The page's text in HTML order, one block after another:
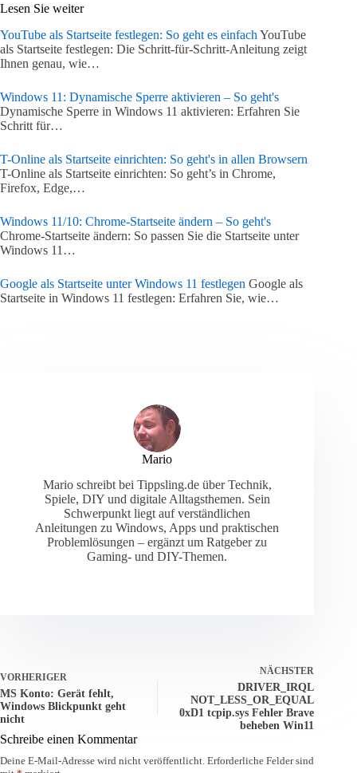
Lesen Sie weiter
YouTube als Startseite festlegen: So geht es einfach YouTube
als Startseite festlegen: Die Schritt-für-Schritt-Anleitung zeigt
Ihnen genau, wie…
Windows 11: Dynamische Sperre aktivieren – So geht's
Dynamische Sperre in Windows 11 aktivieren: Erfahren Sie
Schritt für…
T-Online als Startseite einrichten: So geht's in allen Browsern
T-Online als Startseite einrichten: So geht’s in Chrome,
Firefox, Edge,…
Windows 11/10: Chrome-Startseite ändern – So geht's
Chrome-Startseite ändern: So passen Sie die Startseite unter
Windows 11…
Google als Startseite unter Windows 11 festlegen Google als
Startseite in Windows 11 festlegen: Erfahren Sie, wie…
Mario
Mario schreibt bei Tippsling.de über Technik,
Spiele, DIY und digitale Alltagsthemen. Sein
Schwerpunkt liegt auf verständlichen
Anleitungen zu Windows, Apps und praktischen
Problemlösungen – ergänzt um Ratgeber zu
Gaming- und DIY-Themen.
VORHERIGER
MS Konto: Gerät fehlt,
Windows Blickpunkt geht
nicht
NÄCHSTER
DRIVER_IRQL
NOT_LESS_OR_EQUAL
0xD1 tcpip.sys Fehler Brave
beheben Win11
Schreibe einen Kommentar
Deine E-Mail-Adresse wird nicht veröffentlicht. Erforderliche Felder sind